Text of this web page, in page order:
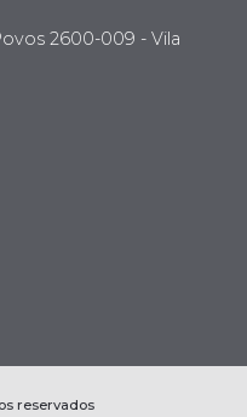
2600-009 - Vila
reservados